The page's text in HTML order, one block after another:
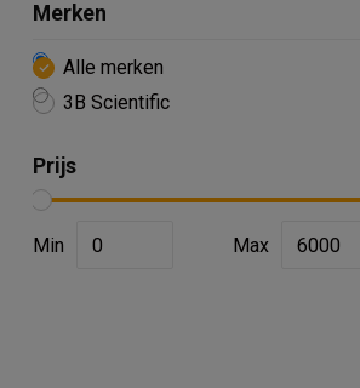
Merken
Alle merken
3B Scientific
Prijs
Min Max